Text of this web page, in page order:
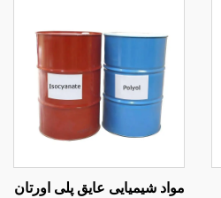
مواد شیمیایی عایق پلی اورتان